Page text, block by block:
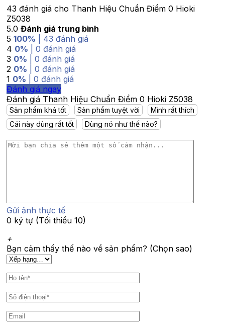
43 đánh giá cho Thanh Hiệu Chuẩn Điểm 0 Hioki
Z5038
5.0 Đánh giá trung bình
5 100% | 43 đánh giá
4 0% | 0 đánh giá
3 0% | 0 đánh giá
2 0% | 0 đánh giá
1 0% | 0 đánh giá
Đánh giá ngay
Đánh giá Thanh Hiệu Chuẩn Điểm 0 Hioki Z5038
Sản phẩm khá tốt Sản phẩm tuyệt vời
Mình rất thích
Cái này dùng rất tốt
Dùng nó như thế nào?
Gửi ảnh thực tế
0 ký tự (Tối thiểu 10)
+
Bạn cảm thấy thế nào về sản phẩm? (Chọn sao)